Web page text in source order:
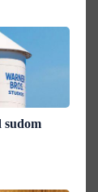
sudom